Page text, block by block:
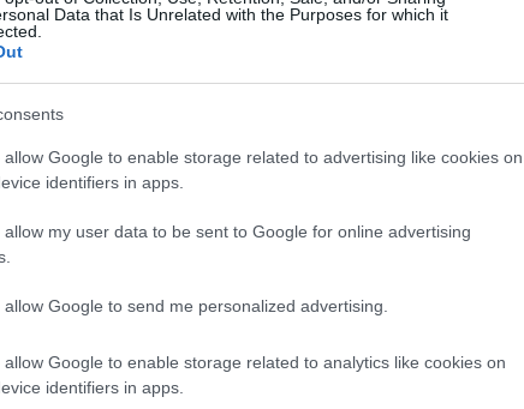
Data that Is Unrelated with the Purposes for which it
allow Google to enable storage related to advertising like cookies on
identifiers in apps.
allow my user data to be sent to Google for online advertising
allow Google to send me personalized advertising.
allow Google to enable storage related to analytics like cookies on
identifiers in apps.
ru.wikipedia.org